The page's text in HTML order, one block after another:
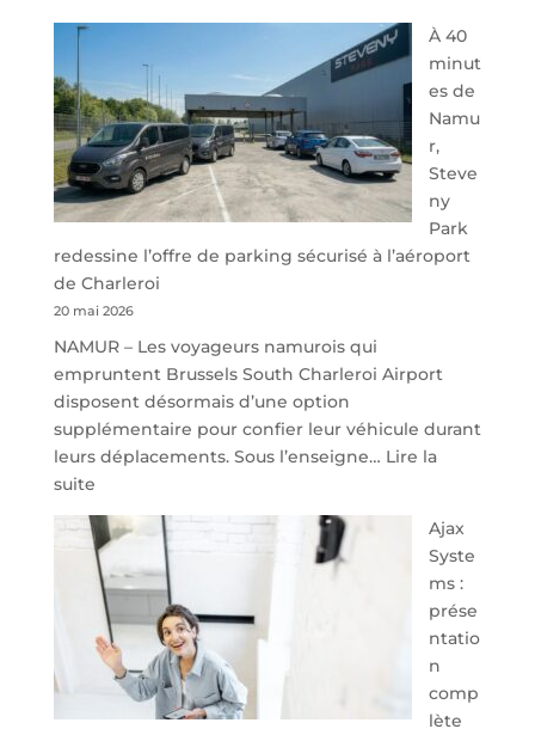
À 40
minut
es de
Namu
r,
Steve
ny
Park
redessine l’offre de parking sécurisé à l’aéroport
de Charleroi
20 mai 2026
NAMUR – Les voyageurs namurois qui
empruntent Brussels South Charleroi Airport
disposent désormais d’une option
supplémentaire pour confier leur véhicule durant
leurs déplacements. Sous l’enseigne… Lire la
suite:
40
minutes
de
Namur,
Steveny
Park
redessine
Ajax
Syste
ms :
prése
ntatio
n
comp
lète